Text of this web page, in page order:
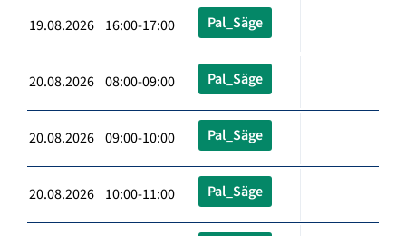
19.08.2026 16:00-17:00 Pal_Säge
20.08.2026 08:00-09:00 Pal_Säge
20.08.2026 09:00-10:00 Pal_Säge
20.08.2026 10:00-11:00 Pal_Säge